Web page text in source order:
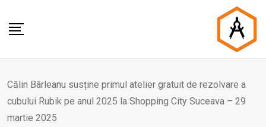
Călin Bârleanu susține primul atelier gratuit de rezolvare a
cubului Rubik pe anul 2025 la Shopping City Suceava – 29
martie 2025